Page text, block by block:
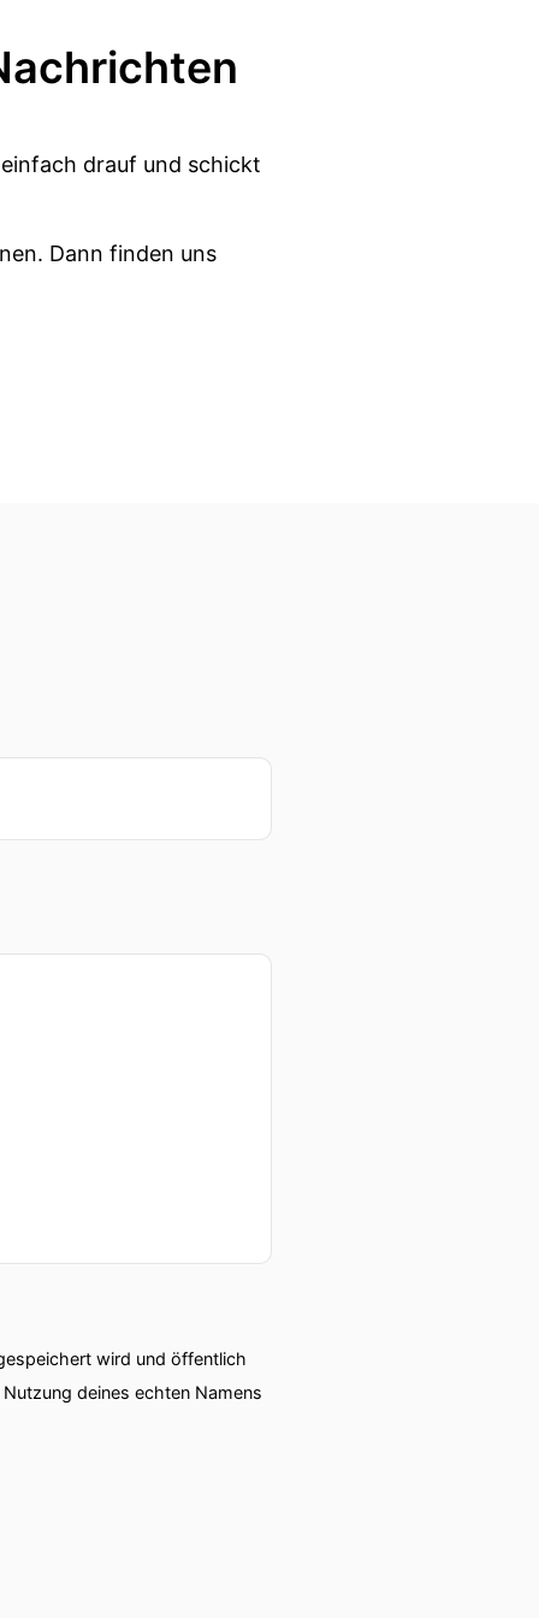
drauf und schickt
Dann finden uns
wird und öffentlich
deines echten Namens